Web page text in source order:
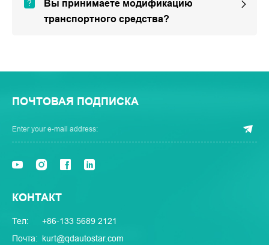
Вы принимаете модификацию
транспортного средства?
ПОЧТОВАЯ ПОДПИСКА
КОНТАКТ
Тел:
+86-133 5689 2121
Почта: kurt@qdautostar.com